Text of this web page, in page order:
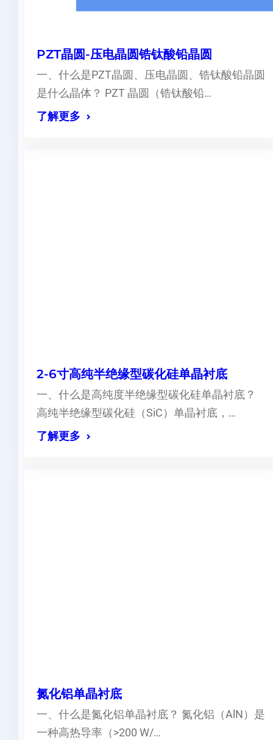
PZT晶圆-压电晶圆锆钛酸铅晶圆
一、什么是PZT晶圆、压电晶圆、锆钛酸铅晶圆
是什么晶体？ PZT 晶圆（锆钛酸铅…
了解更多
2-6寸高纯半绝缘型碳化硅单晶衬底
一、什么是高纯度半绝缘型碳化硅单晶衬底？
高纯半绝缘型碳化硅（SiC）单晶衬底，…
了解更多
氮化铝单晶衬底
一、什么是氮化铝单晶衬底？ 氮化铝（AlN）是
一种高热导率（>200 W/…